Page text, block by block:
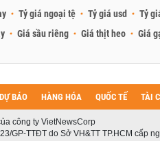
Tỷ giá ngoại tệ Tỷ giá usd Tỷ
Giá sầu riêng Giá thịt heo Giá
DỰ BÁO HÀNG HÓA QUỐC TẾ TÀI
công ty VietNewsCorp
GP-TTĐT do Sở VH&TT TP.HCM cấp